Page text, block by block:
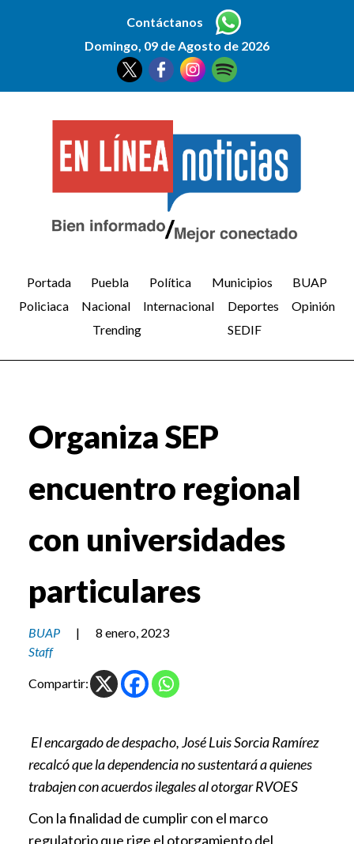
Contáctanos
Domingo, 09 de Agosto de 2026
Portada Puebla Política Municipios
BUAP
Policiaca
Nacional Internacional Deportes
Opinión
Trending
SEDIF
Organiza SEP
encuentro regional
con universidades
particulares
BUAP |
8 enero, 2023
Staff
Compartir:
El encargado de despacho, José Luis Sorcia Ramírez
recalcó que la dependencia no sustentará a quienes
trabajen con acuerdos ilegales al otorgar RVOES
Con la finalidad de cumplir con el marco
regulatorio que rige el otorgamiento del